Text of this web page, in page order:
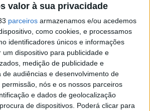
valor à sua privacidade
parceiros armazenamos e/ou acedemos
como cookies, e processamos
identificadores únicos e informações
um dispositivo para publicidade e
medição de publicidade e
de audiências e desenvolvimento de
permissão, nós e os nossos parceiros
e dados de geolocalização
de dispositivos. Poderá clicar para
é original,
com a nossa série “A
que prevê o
de cada piloto antes
de vamos fazer